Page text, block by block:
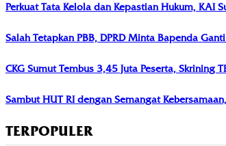
Perkuat Tata Kelola dan Kepastian Hukum, KAI
Salah Tetapkan PBB, DPRD Minta Bapenda
CKG Sumut Tembus 3,45 Juta Peserta, Skrining
Sambut HUT RI dengan Semangat
TERPOPULER